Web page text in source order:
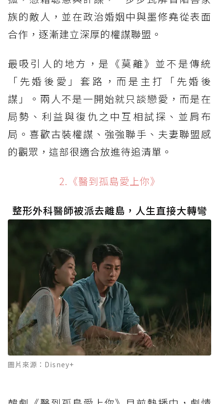
族的敵人，並在政治婚姻中與墨修堯從表面
合作，逐漸建立深厚的權謀聯盟。
最吸引人的地方，是《莫離》並不是傳統
「先婚後愛」套路，而是主打「先婚後
謀」。兩人不是一開始就只談戀愛，而是在
局勢、利益與復仇之中互相試探、並肩布
局。喜歡古裝權謀、強強聯手、夫妻聯盟感
的觀眾，這部很適合放進待追清單。
2.《醫到孤島愛上你》
整形外科醫師被派去離島，人生直接大轉彎
圖片來源：Disney+